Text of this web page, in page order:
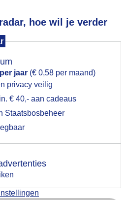
hoe wil je verder
jaar (€ 0,58 per maand)
privacy veilig
€ 40,- aan cadeaus
Staatsbosbeheer
Instellingen
gebruiken voor het
akkoord op hebt gegeven,
pop-up uit je browser waarin
toon de popup
misschien later